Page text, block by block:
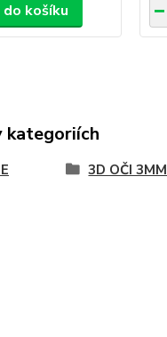
košíku
kategoriích
3D OČI 3MM